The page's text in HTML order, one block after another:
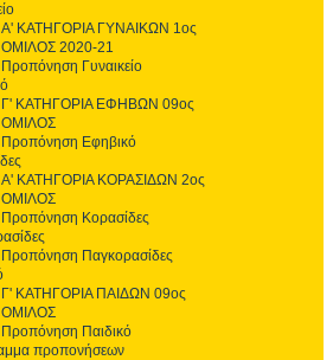
Α' ΚΑΤΗΓΟΡΙΑ ΓΥΝΑΙΚΩΝ 1ος
ΟΜΙΛΟΣ 2020-21
Προπόνηση Γυναικείο
Γ' ΚΑΤΗΓΟΡΙΑ ΕΦΗΒΩΝ 09ος
ΟΜΙΛΟΣ
Προπόνηση Εφηβικό
Α' ΚΑΤΗΓΟΡΙΑ ΚΟΡΑΣΙΔΩΝ 2ος
ΟΜΙΛΟΣ
Προπόνηση Κορασίδες
Προπόνηση Παγκορασίδες
Γ' ΚΑΤΗΓΟΡΙΑ ΠΑΙΔΩΝ 09ος
ΟΜΙΛΟΣ
Προπόνηση Παιδικό
προπονήσεων